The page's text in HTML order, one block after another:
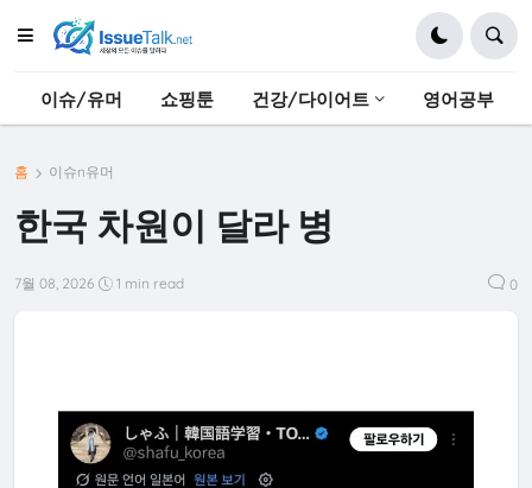
이슈/유머 쇼핑툰 건강/다이어트 영어공부
홈 이슈n유머
한국 차원이 달라 병
7월 08, 2026 1 min read 0